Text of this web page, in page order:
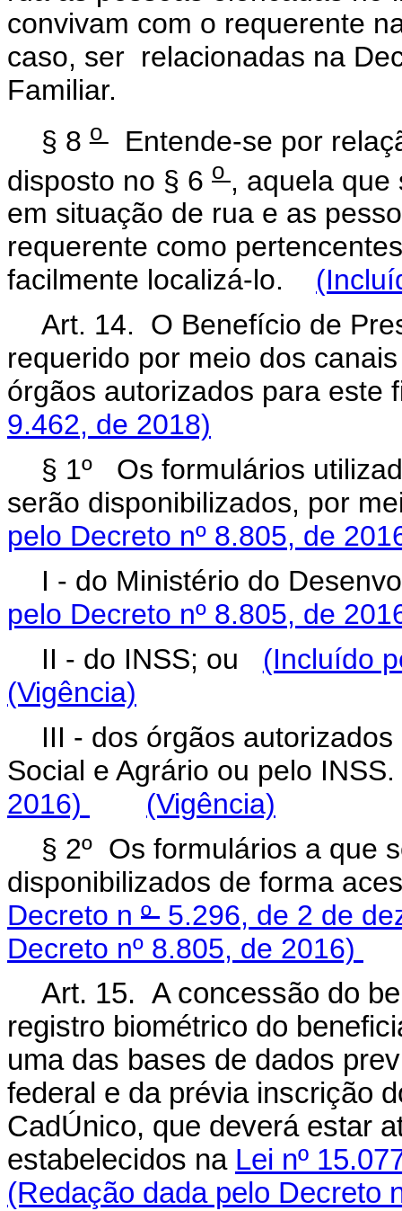
convivam com o requerente
caso, ser relacionadas na
Familiar.
§ 8o Entende-se por
disposto no § 6 o , aquela que
em situação de rua e as
requerente como
facilmente localizá-lo.
Art. 14. O Benefício de
requerido por meio dos
órgãos autorizados para
9.462, de 2018)
§ 1º
Os formulários
serão disponibilizados, por
pelo Decreto nº 8.805, de
I - do Ministério do
pelo Decreto nº 8.805, de
II - do INSS; ou (Incluído
(Vigência)
III - dos órgãos
Social e Agrário ou pelo
2016)
(Vigência)
§ 2º Os formulários a que
disponibilizados de forma
Decreto n º 5.296, de 2 de
Decreto nº 8.805, de 2016)
Art. 15. A concessão do
registro biométrico do
uma das bases de dados
federal e da prévia inscrição
CadÚnico, que deverá estar
estabelecidos na Lei nº
(Redação dada pelo Decreto